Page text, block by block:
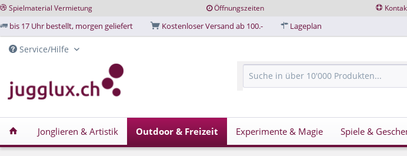
Spielmaterial Vermietung Öffnungszeiten
bis 17 Uhr bestellt, morgen geliefert Kostenloser Versand ab 100.- Lageplan
Service/Hilfe
Jonglieren & Artistik Outdoor & Freizeit Experimente & Magie Spiele &